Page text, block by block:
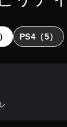
PS4（5）